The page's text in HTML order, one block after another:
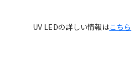
UV LEDの詳しい情報はこちら